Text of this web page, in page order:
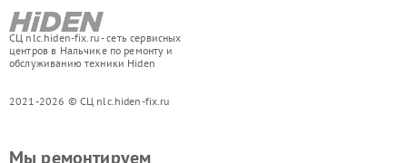
СЦ nlc.hiden-fix.ru - сеть сервисных
центров в Нальчике по ремонту и
обслуживанию техники Hiden
2021-2026 © СЦ nlc.hiden-fix.ru
Мы ремонтируем